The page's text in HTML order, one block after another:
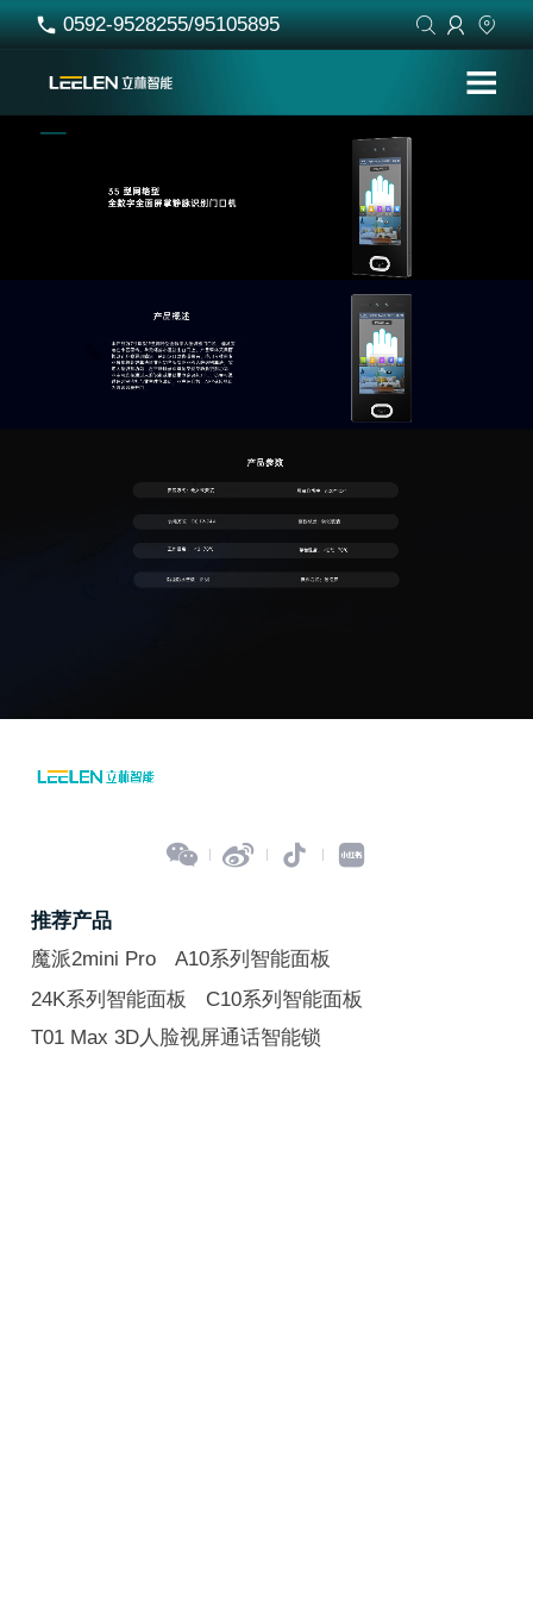
 0592-9528255/95105895   
   
推荐产品
魔派2mini Pro
A10系列智能面板
24K系列智能面板
C10系列智能面板
T01 Max 3D人脸视屏通话智能锁